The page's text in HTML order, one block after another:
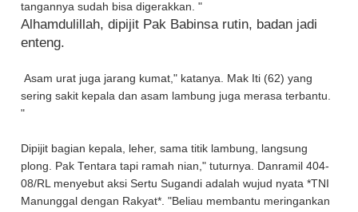
tangannya sudah bisa digerakkan. "
Alhamdulillah, dipijit Pak Babinsa rutin, badan jadi
enteng.
Asam urat juga jarang kumat," katanya. Mak Iti (62) yang
sering sakit kepala dan asam lambung juga merasa terbantu.
"
Dipijit bagian kepala, leher, sama titik lambung, langsung
plong. Pak Tentara tapi ramah nian," tuturnya. Danramil 404-
08/RL menyebut aksi Sertu Sugandi adalah wujud nyata *TNI
Manunggal dengan Rakyat*. "Beliau membantu meringankan